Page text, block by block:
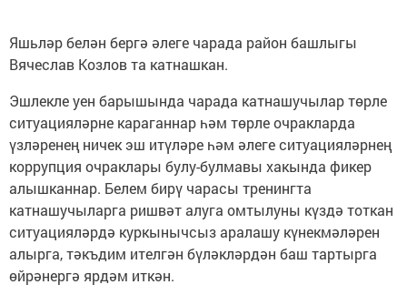
Яшьләр белән бергә әлеге чарада район башлыгы
Вячеслав Козлов та катнашкан.
Эшлекле уен барышында чарада катнашучылар төрле
ситуацияләрне караганнар һәм төрле очракларда
үзләренең ничек эш итүләре һәм әлеге ситуацияләрнең
коррупция очраклары булу-булмавы хакында фикер
алышканнар. Белем бирү чарасы тренингта
катнашучыларга ришвәт алуга омтылуны күздә тоткан
ситуацияләрдә куркынычсыз аралашу күнекмәләрен
алырга, тәкъдим ителгән бүләкләрдән баш тартырга
өйрәнергә ярдәм иткән.